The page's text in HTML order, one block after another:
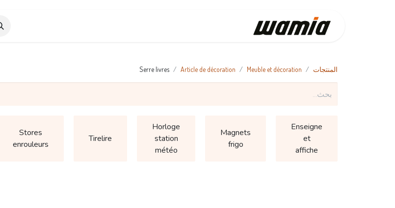
المنتجات Meuble et décoration
Article de décoration
Serre livres
Enseigne
et
affiche
Magnets
frigo
Horloge
station
météo
Tirelire
Stores
enrouleurs